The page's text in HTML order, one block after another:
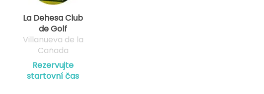
La Dehesa Club
de Golf
Villanueva de la
Cañada
Rezervujte
startovní čas